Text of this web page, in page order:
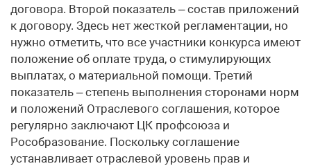
договора. Второй показатель – состав приложений
к договору. Здесь нет жесткой регламентации, но
нужно отметить, что все участники конкурса имеют
положение об оплате труда, о стимулирующих
выплатах, о материальной помощи. Третий
показатель – степень выполнения сторонами норм
и положений Отраслевого соглашения, которое
регулярно заключают ЦК профсоюза и
Рособразование. Поскольку соглашение
устанавливает отраслевой уровень прав и